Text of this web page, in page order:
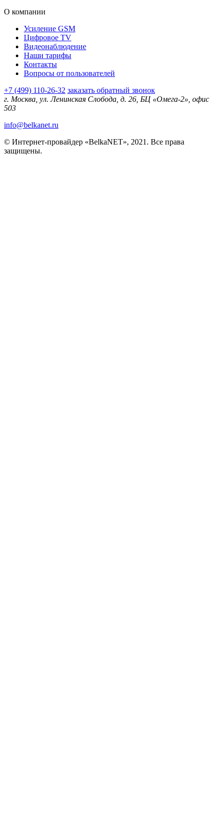
О компании
Усиление GSM
Цифровое TV
Видеонаблюдение
Наши тарифы
Контакты
Вопросы от пользователей
+7 (499) 110-26-32 заказать обратный звонок
г. Москва, ул. Ленинская Слобода, д. 26, БЦ «Омега-2», офис
503
info@belkanet.ru
© Интернет-провайдер «BelkaNET», 2021. Все права
защищены.